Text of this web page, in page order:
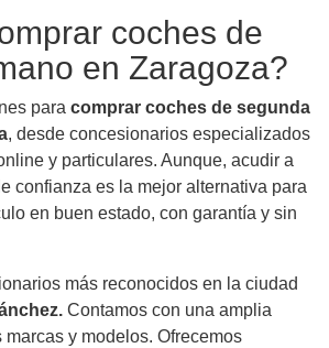
coches de
en Zaragoza?
para comprar coches de segunda
, desde concesionarios especializados
y particulares. Aunque, acudir a
confianza es la mejor alternativa para
en buen estado, con garantía y sin
más reconocidos en la ciudad
Contamos con una amplia
marcas y modelos. Ofrecemos